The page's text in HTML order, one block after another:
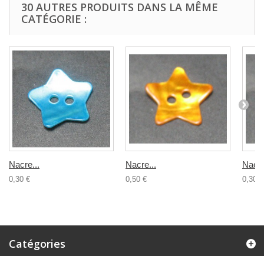
30 AUTRES PRODUITS DANS LA MÊME
CATÉGORIE :
Nacre...
0,30 €
Nacre...
0,50 € 0,30 €
Catégories